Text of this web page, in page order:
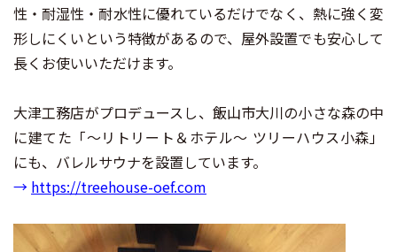
性・耐湿性・耐水性に優れているだけでなく、熱に強く変
形しにくいという特徴があるので、屋外設置でも安心して
長くお使いいただけます。
大津工務店がプロデュースし、飯山市大川の小さな森の中
に建てた「～リトリート＆ホテル～ ツリーハウス小森」
にも、バレルサウナを設置しています。
→ https://treehouse-oef.com